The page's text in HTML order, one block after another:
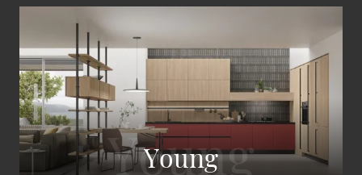
Young